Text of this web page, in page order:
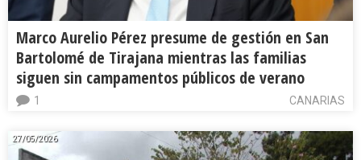
Marco Aurelio Pérez presume de gestión en San
Bartolomé de Tirajana mientras las familias
siguen sin campamentos públicos de verano
CANARIAS
1
27/05/2026